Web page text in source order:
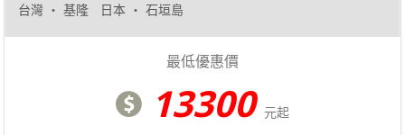
台灣 ‧ 基隆 日本 ‧ 石垣島
最低優惠價
13300 元起